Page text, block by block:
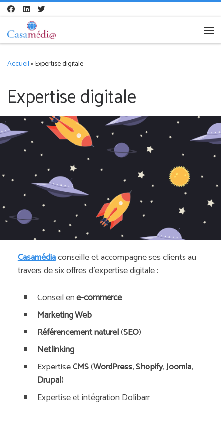
Skip to content
Accueil»Expertise digitale
Expertise digitale
Casamédiaconseille et accompagne ses clients au
travers de six offres d’expertise digitale :
Conseil ene-commerce
Marketing Web
Référencement naturel(SEO)
Netlinking
ExpertiseCMS(WordPress,Shopify,Joomla,
Drupal)
Expertise et intégration Dolibarr